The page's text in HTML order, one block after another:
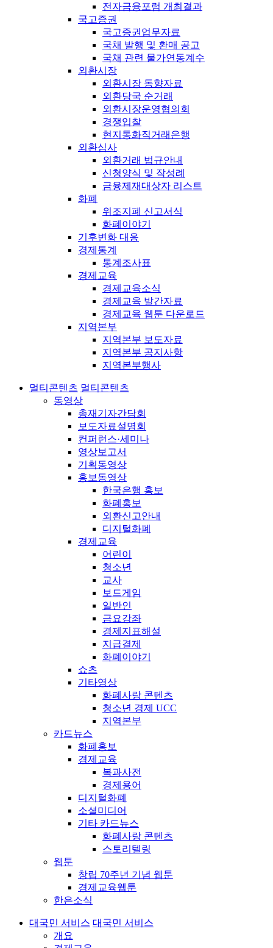
전자금융포럼 개최결과
국고증권
국고증권업무자료
국채 발행 및 환매 공고
국채 관련 물가연동계수
외환시장
외환시장 동향자료
외환당국 순거래
외환시장운영협의회
경쟁입찰
현지통화직거래은행
외환심사
외환거래 법규안내
신청양식 및 작성례
금융제재대상자 리스트
화폐
위조지폐 신고서식
화폐이야기
기후변화 대응
경제통계
통계조사표
경제교육
경제교육소식
경제교육 발간자료
경제교육 웹툰 다운로드
지역본부
지역본부 보도자료
지역본부 공지사항
지역본부행사
멀티콘텐츠 멀티콘텐츠
동영상
총재기자간담회
보도자료설명회
컨퍼런스·세미나
영상보고서
기획동영상
홍보동영상
한국은행 홍보
화폐홍보
외환신고안내
디지털화폐
경제교육
어린이
청소년
교사
보드게임
일반인
금요강좌
경제지표해설
지급결제
화폐이야기
쇼츠
기타영상
화폐사랑 콘텐츠
청소년 경제 UCC
지역본부
카드뉴스
화폐홍보
경제교육
복과사전
경제용어
디지털화폐
소셜미디어
기타 카드뉴스
화폐사랑 콘텐츠
스토리텔링
웹툰
창립 70주년 기념 웹툰
경제교육웹툰
한은소식
대국민 서비스 대국민 서비스
개요